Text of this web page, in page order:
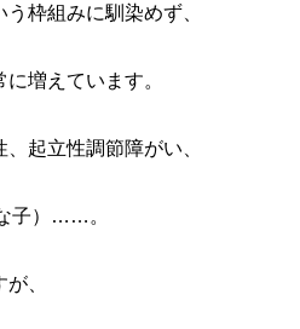
枠組みに馴染めず、
増えています。
起立性調節障がい、
子）……。
、